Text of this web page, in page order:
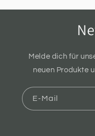
Melde dich für
neuen Produkte
E-Mail